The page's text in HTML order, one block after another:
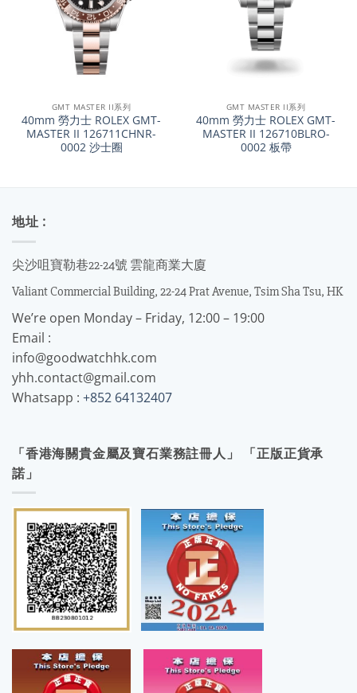
GMT MASTER II系列
40mm 勞力士 ROLEX GMT-
MASTER II 126711CHNR-
0002 沙士圈
GMT MASTER II系列
40mm 勞力士 ROLEX GMT-
MASTER II 126710BLRO-
0002 板帶
地址 :
尖沙咀寶勒巷22-24號 雲龍商業大廈
Valiant Commercial Building, 22-24 Prat Avenue, Tsim Sha Tsu, HK
We’re open Monday – Friday, 12:00 – 19:00
Email :
info@goodwatchhk.com
yhh.contact@gmail.com
Whatsapp : +852 64132407
「香港海關貴金屬及寶石業務註冊人」 「正版正貨承
諾」